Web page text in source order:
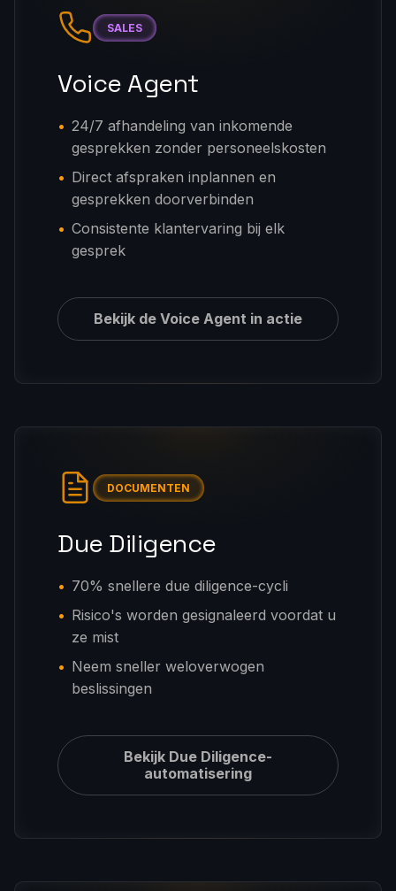
SALES
Voice Agent
24/7 afhandeling van inkomende
gesprekken zonder personeelskosten
Direct afspraken inplannen en
gesprekken doorverbinden
Consistente klantervaring bij elk
gesprek
Bekijk de Voice Agent in actie
DOCUMENTEN
Due Diligence
70% snellere due diligence-cycli
Risico's worden gesignaleerd voordat u
ze mist
Neem sneller weloverwogen
beslissingen
Bekijk Due Diligence-
automatisering